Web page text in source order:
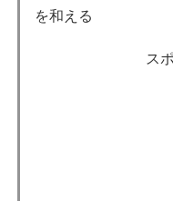
を和える
ス